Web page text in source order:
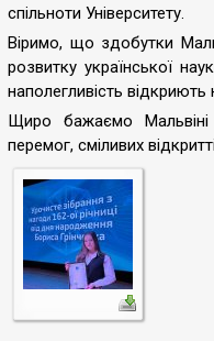
спільноти Університету.
Віримо, що здобутки
розвитку української
наполегливість відкриють
Щиро бажаємо Мальвіні
перемог, сміливих